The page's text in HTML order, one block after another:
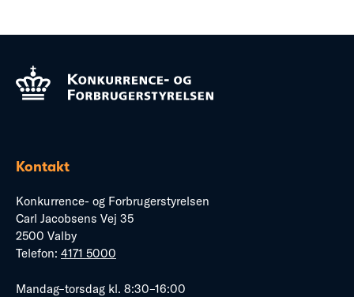
Kontakt
Konkurrence- og Forbrugerstyrelsen
Carl Jacobsens Vej 35
2500 Valby
Telefon: 4171 5000
Mandag–torsdag kl. 8:30–16:00